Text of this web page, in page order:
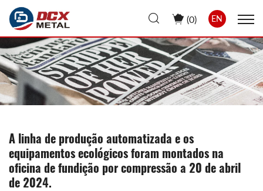
(0) EN
A linha de produção automatizada e os
equipamentos ecológicos foram montados na
oficina de fundição por compressão a 20 de abril
de 2024.